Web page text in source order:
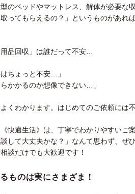
のベッドやマットレス、解体が必要な
取ってもらえるの？」というものがあれ
用品回収」は誰だって不安…
はちょっと不安…」
らかかるのか想像できない…」
くわかります。はじめてのご依頼には
快適生活》は、丁寧でわかりやすいご
談して大丈夫かな？」なんて思わず、ぜ
談だけでも大歓迎です！
ものは実にさまざま！